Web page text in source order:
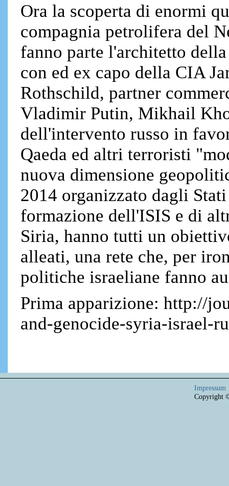
Ora la scoperta di enormi
compagnia petrolifera del
fanno parte l'architetto
con ed ex capo della CIA
Rothschild, partner
Vladimir Putin, Mikhail
dell'intervento russo in
Qaeda ed altri terroristi
nuova dimensione
2014 organizzato dagli
formazione dell'ISIS e di
Siria, hanno tutti un
alleati, una rete che, per
politiche israeliane fanno
Prima apparizione: http://
and-genocide-syria-israel-
Impressum
Copyright